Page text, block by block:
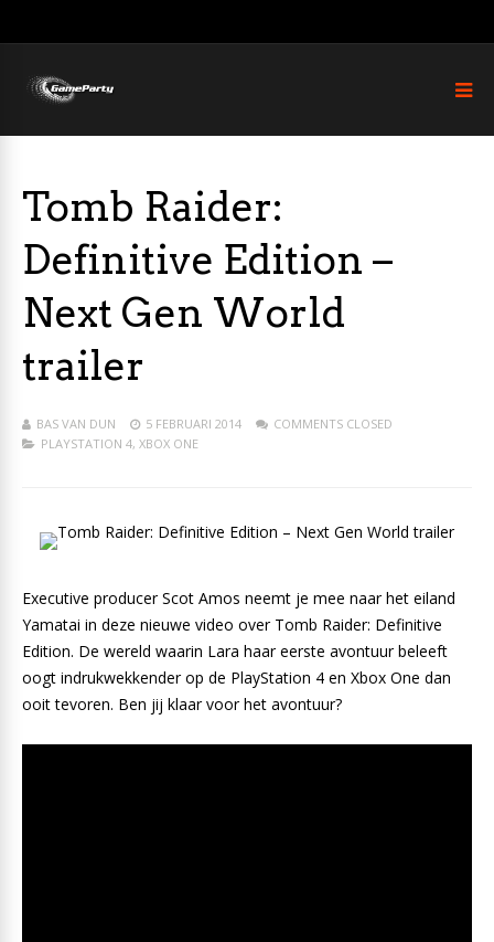
Tomb Raider:
Definitive Edition –
Next Gen World
trailer
BAS VAN DUN 5 FEBRUARI 2014
COMMENTS CLOSED
PLAYSTATION 4, XBOX ONE
Executive producer Scot Amos neemt je mee naar het eiland
Yamatai in deze nieuwe video over Tomb Raider: Definitive
Edition. De wereld waarin Lara haar eerste avontuur beleeft
oogt indrukwekkender op de PlayStation 4 en Xbox One dan
ooit tevoren. Ben jij klaar voor het avontuur?